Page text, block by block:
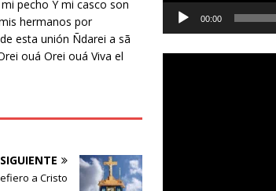
pecho Y mi casco son
hermanos por
esta unión Ñdarei a sã
ouá Orei ouá Viva el
SIGUIENTE
a Cristo
00:00